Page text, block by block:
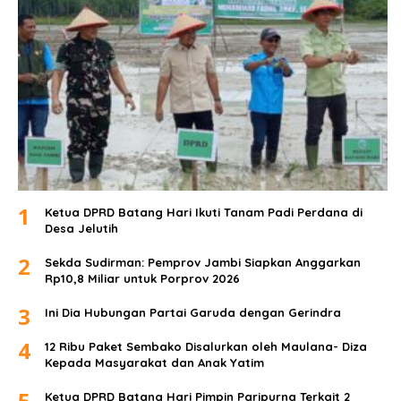
1
Ketua DPRD Batang Hari Ikuti Tanam Padi Perdana di
Desa Jelutih
2
Sekda Sudirman: Pemprov Jambi Siapkan Anggarkan
Rp10,8 Miliar untuk Porprov 2026
3 Ini Dia Hubungan Partai Garuda dengan Gerindra
4
12 Ribu Paket Sembako Disalurkan oleh Maulana- Diza
Kepada Masyarakat dan Anak Yatim
Ketua DPRD Batang Hari Pimpin Paripurna Terkait 2